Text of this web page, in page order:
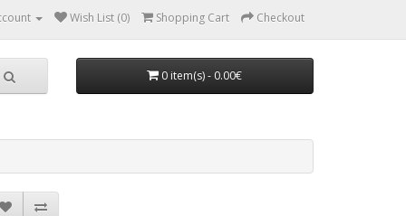
Wish List (0) Shopping Cart Checkout
0 item(s) - 0.00€